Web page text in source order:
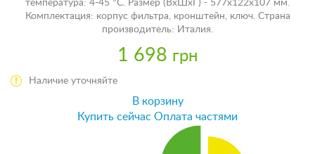
температура: 4-45 °С. Размер (ВхШхГ) - 577х122х107 мм.
Комплектация: корпус фильтра, кронштейн, ключ. Страна
производитель: Италия.
1 698 грн
Наличие уточняйте
В корзину
Купить сейчас Оплата частями